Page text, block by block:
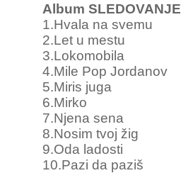
Album SLEDOVANJE
1.Hvala na svemu
2.Let u mestu
3.Lokomobila
4.Mile Pop Jordanov
5.Miris juga
6.Mirko
7.Njena sena
8.Nosim tvoj žig
9.Oda ladosti
10.Pazi da paziš